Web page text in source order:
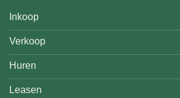
Inkoop
Verkoop
Huren
Leasen